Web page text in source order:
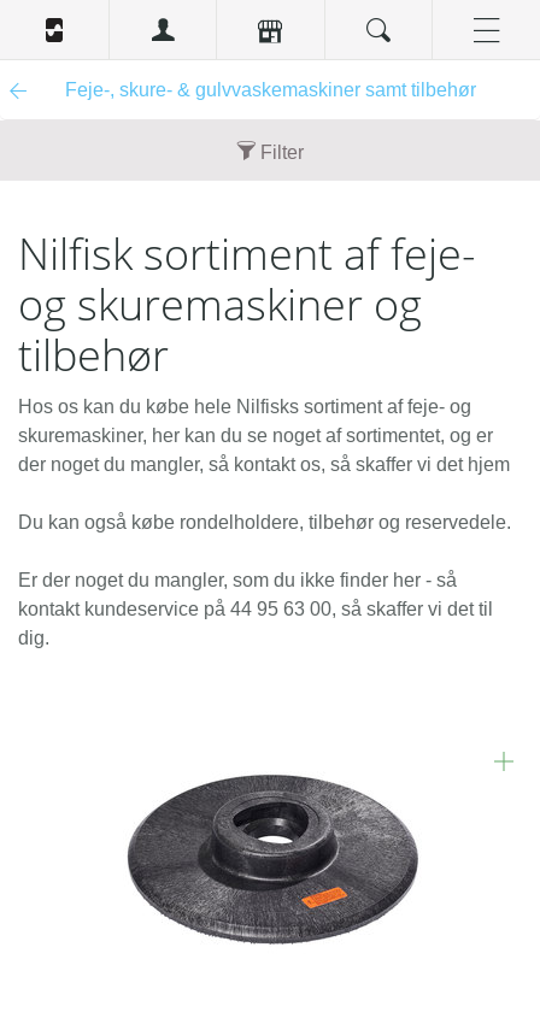
Feje-, skure- & gulvvaskemaskiner samt tilbehør
Filter
stk. (3)
Nej (7)
Nej (7)
Indhold
Nilfisk sortiment af feje-
og skuremaskiner og
tilbehør
Hos os kan du købe hele Nilfisks sortiment af feje- og
skuremaskiner, her kan du se noget af sortimentet, og er
der noget du mangler, så kontakt os, så skaffer vi det hjem
Du kan også købe rondelholdere, tilbehør og reservedele.
Er der noget du mangler, som du ikke finder her - så
kontakt kundeservice på 44 95 63 00, så skaffer vi det til
dig.